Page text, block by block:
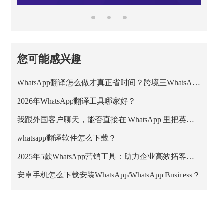
您可能感兴趣
WhatsApp翻译怎么做才真正省时间？跨境王WhatsApp客服系统的正确用法
2026年WhatsApp翻译工具哪家好？
我跟外国客户聊天，能否直接在 WhatsApp 里把英文消息翻成中文？
whatsapp翻译软件怎么下载？
2025年5款WhatsApp营销工具：助力企业高效拓客与私域增长
安卓手机怎么下载安装WhatsApp/WhatsApp Business？